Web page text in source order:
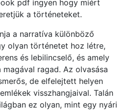
pdf ingyen hogy miért
a történeteket.
a narratíva különböző
olyan történetet hoz létre,
és lebilincselő, és amely
ragad. Az olvasása
de elfelejtett helyen
visszhangjaival. Talán
ez olyan, mint egy nyári